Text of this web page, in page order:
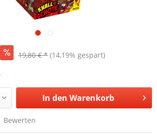
19,80 € * (14,19% gespart)
In den Warenkorb
Bewerten